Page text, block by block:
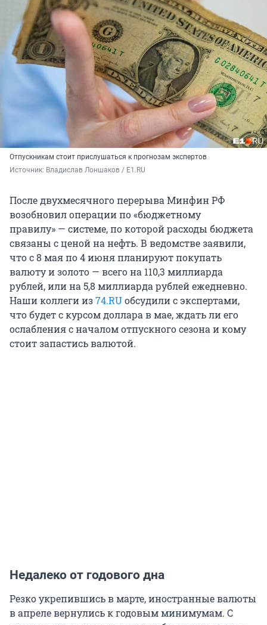
Отпускникам стоит прислушаться к прогнозам экспертов
Источник: Владислав Лоншаков / E1.RU
После двухмесячного перерыва Минфин РФ
возобновил операции по «бюджетному
правилу» — системе, по которой расходы бюджета
связаны с ценой на нефть. В ведомстве заявили,
что с 8 мая по 4 июня планируют покупать
валюту и золото — всего на 110,3 миллиарда
рублей, или на5,8 миллиардарублей ежедневно.
Наши коллеги из74.RUобсудили с экспертами,
что будет с курсом доллара в мае, ждать ли его
ослабления с началом отпускного сезона и кому
стоит запастись валютой.
Недалеко от годового дна
Резко укрепившись в марте, иностранные валюты
в апреле вернулись к годовым минимумам. С